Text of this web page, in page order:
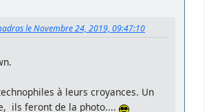
le Novembre 24, 2019, 09:47:10
à leurs croyances. Un
ils feront de la photo....